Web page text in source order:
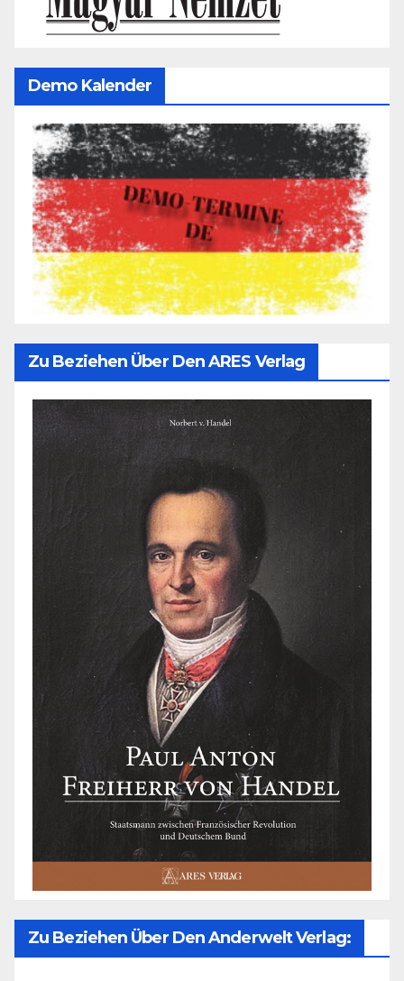
Demo Kalender
Zu Beziehen Über Den ARES Verlag
Zu Beziehen Über Den Anderwelt Verlag: